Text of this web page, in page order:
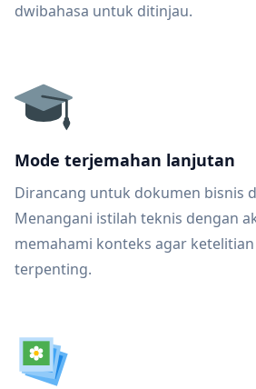
dwibahasa untuk ditinjau.
Mode terjemahan lanjutan
Dirancang untuk dokumen bisnis
Menangani istilah teknis dengan
memahami konteks agar
terpenting.